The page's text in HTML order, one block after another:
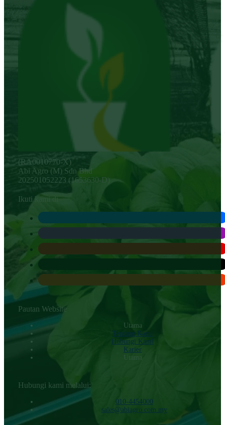
(RA0010770-X)
Abi Agro (M) Sdn Bhd
202501052223 (1653630-D)
Ikuti kami di
Pautan Website
Utama
Tentang Kami
Hubungi KamI
Karier
Utama
Hubungi kami melalui:
010-4454000‬
sales@abiagro.com.my